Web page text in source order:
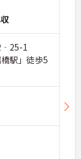
1
駅」徒歩5